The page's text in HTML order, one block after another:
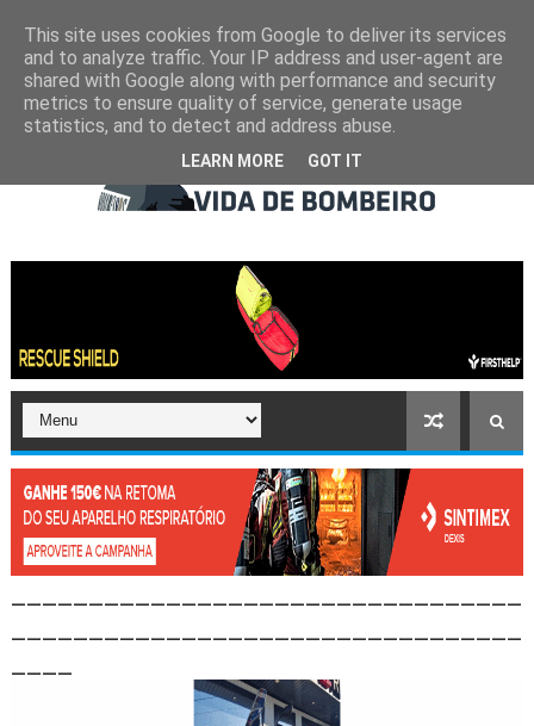
This site uses cookies from Google to deliver its services
and to analyze traffic. Your IP address and user-agent are
shared with Google along with performance and security
metrics to ensure quality of service, generate usage
statistics, and to detect and address abuse.
LEARN MORE GOT IT